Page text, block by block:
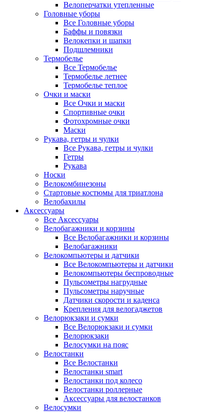
Велоперчатки утепленные
Головные уборы
Все Головные уборы
Баффы и повязки
Велокепки и шапки
Подшлемники
Термобелье
Все Термобелье
Термобелье летнее
Термобелье теплое
Очки и маски
Все Очки и маски
Спортивные очки
Фотохромные очки
Маски
Рукава, гетры и чулки
Все Рукава, гетры и чулки
Гетры
Рукава
Носки
Велокомбинезоны
Стартовые костюмы для триатлона
Велобахилы
Аксессуары
Все Аксессуары
Велобагажники и корзины
Все Велобагажники и корзины
Велобагажники
Велокомпьютеры и датчики
Все Велокомпьютеры и датчики
Велокомпьютеры беспроводные
Пульсометры нагрудные
Пульсометры наручные
Датчики скорости и каденса
Крепления для велогаджетов
Велорюкзаки и сумки
Все Велорюкзаки и сумки
Велорюкзаки
Велосумки на пояс
Велостанки
Все Велостанки
Велостанки smart
Велостанки под колесо
Велостанки роллерные
Аксессуары для велостанков
Велосумки